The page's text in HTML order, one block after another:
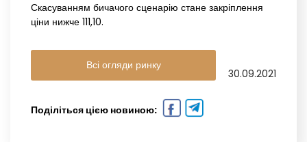
Скасуванням бичачого сценарію стане закріплення
ціни нижче 111,10.
Всі огляди ринку
30.09.2021
Поділіться цією новиною: